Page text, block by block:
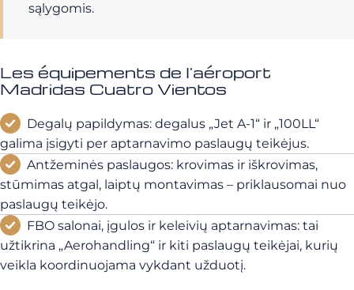
sąlygomis.
Les équipements de l'aéroport
Madridas Cuatro Vientos
Degalų papildymas: degalus „Jet A-1“ ir „100LL“
galima įsigyti per aptarnavimo paslaugų teikėjus.
Antžeminės paslaugos: krovimas ir iškrovimas,
stūmimas atgal, laiptų montavimas – priklausomai nuo
paslaugų teikėjo.
FBO salonai, įgulos ir keleivių aptarnavimas: tai
užtikrina „Aerohandling“ ir kiti paslaugų teikėjai, kurių
veikla koordinuojama vykdant užduotį.